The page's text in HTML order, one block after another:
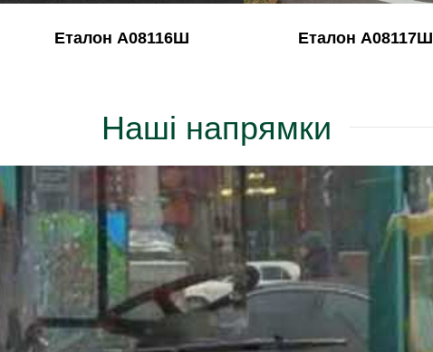
Еталон А08116Ш Еталон А08117Ш
Наші напрямки